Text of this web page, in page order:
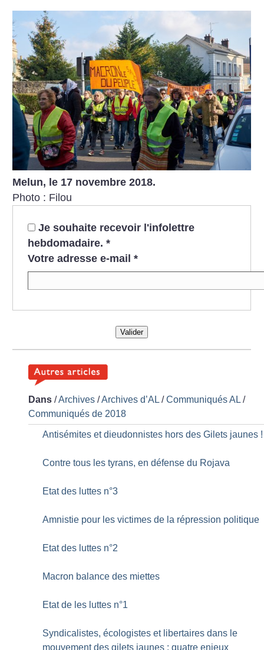
Melun, le 17 novembre 2018.
Photo : Filou
Je souhaite recevoir l'infolettre
hebdomadaire. *
Votre adresse e-mail *
Valider
Dans /Archives /Archives d’AL /Communiqués AL /
Communiqués de 2018
Antisémites et dieudonnistes hors des Gilets jaunes !
Contre tous les tyrans, en défense du Rojava
Etat des luttes n°3
Amnistie pour les victimes de la répression politique
Etat des luttes n°2
Macron balance des miettes
Etat de les luttes n°1
Syndicalistes, écologistes et libertaires dans le
mouvement des gilets jaunes : quatre enjeux